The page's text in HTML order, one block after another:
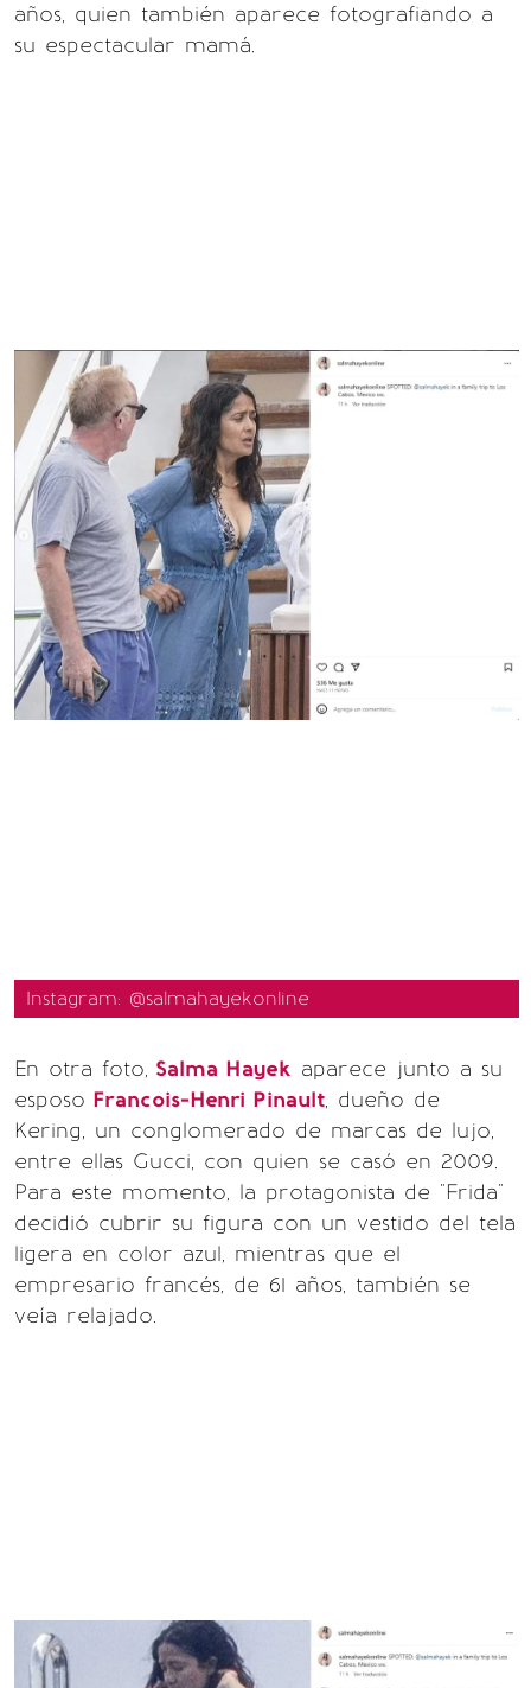
años, quien también aparece fotografiando a
su espectacular mamá.
Instagram: @salmahayekonline
En otra foto, Salma Hayek aparece junto a su
esposo Francois-Henri Pinault, dueño de
Kering, un conglomerado de marcas de lujo,
entre ellas Gucci, con quien se casó en 2009.
Para este momento, la protagonista de "Frida"
decidió cubrir su figura con un vestido del tela
ligera en color azul, mientras que el
empresario francés, de 61 años, también se
veía relajado.